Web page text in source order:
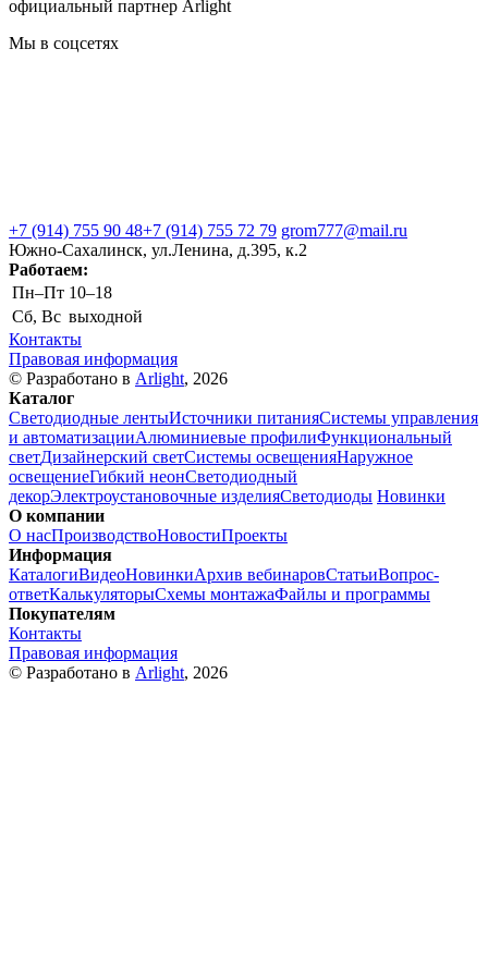
официальный партнер Arlight
Мы в соцсетях
+7 (914) 755 90 48+7 (914) 755 72 79 grom777@mail.ru
Южно-Сахалинск, ул.Ленина, д.395, к.2
Работаем:
Пн–Пт 10–18
Сб, Вс выходной
Контакты
Правовая информация
© Разработано в Arlight, 2026
Каталог
Светодиодные лентыИсточники питанияСистемы управления
и автоматизацииАлюминиевые профилиФункциональный
светДизайнерский светСистемы освещенияНаружное
освещениеГибкий неонСветодиодный
декорЭлектроустановочные изделияСветодиоды Новинки
О компании
О насПроизводствоНовостиПроекты
Информация
КаталогиВидеоНовинкиАрхив вебинаровСтатьиВопрос-
ответКалькуляторыСхемы монтажаФайлы и программы
Покупателям
Контакты
Правовая информация
© Разработано в Arlight, 2026